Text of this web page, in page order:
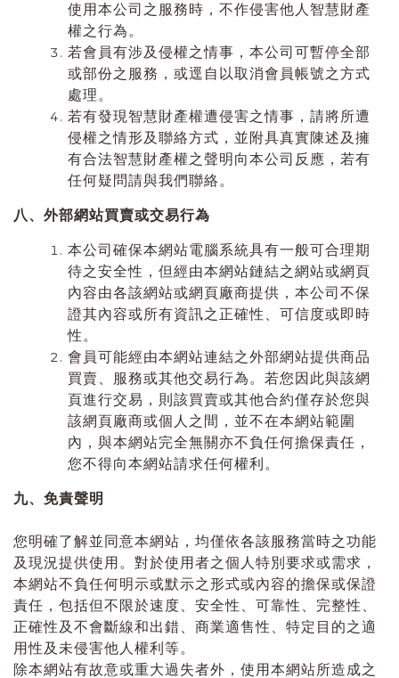
使用本公司之服務時，不作侵害他人智慧財產
權之行為。
若會員有涉及侵權之情事，本公司可暫停全部
或部份之服務，或逕自以取消會員帳號之方式
處理。
若有發現智慧財產權遭侵害之情事，請將所遭
侵權之情形及聯絡方式，並附具真實陳述及擁
有合法智慧財產權之聲明向本公司反應，若有
任何疑問請與我們聯絡。
八、外部網站買賣或交易行為
本公司確保本網站電腦系統具有一般可合理期
待之安全性，但經由本網站鏈結之網站或網頁
內容由各該網站或網頁廠商提供，本公司不保
證其內容或所有資訊之正確性、可信度或即時
性。
會員可能經由本網站連結之外部網站提供商品
買賣、服務或其他交易行為。若您因此與該網
頁進行交易，則該買賣或其他合約僅存於您與
該網頁廠商或個人之間，並不在本網站範圍
內，與本網站完全無關亦不負任何擔保責任，
您不得向本網站請求任何權利。
九、免責聲明
您明確了解並同意本網站，均僅依各該服務當時之功能
及現況提供使用。對於使用者之個人特別要求或需求，
本網站不負任何明示或默示之形式或內容的擔保或保證
責任，包括但不限於速度、安全性、可靠性、完整性、
正確性及不會斷線和出錯、商業適售性、特定目的之適
用性及未侵害他人權利等。
除本網站有故意或重大過失者外，使用本網站所造成之